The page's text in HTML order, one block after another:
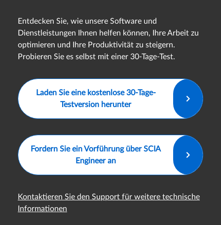
Entdecken Sie, wie unsere Software und
Dienstleistungen Ihnen helfen können, Ihre Arbeit zu
optimieren und Ihre Produktivität zu steigern.
Probieren Sie es selbst mit einer 30-Tage-Test.
Laden Sie eine kostenlose 30-Tage-
Testversion herunter
Fordern Sie ein Vorführung über SCIA
Engineer an
Kontaktieren Sie den Support für weitere technische
Informationen